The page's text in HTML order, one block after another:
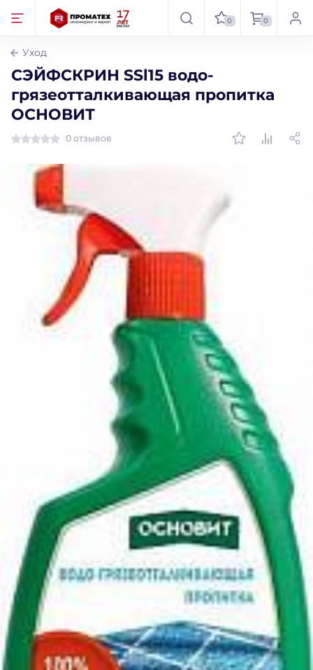
0 0
Уход
СЭЙФСКРИН SSl15 водо-
грязеотталкивающая пропитка
ОСНОВИТ
0 отзывов